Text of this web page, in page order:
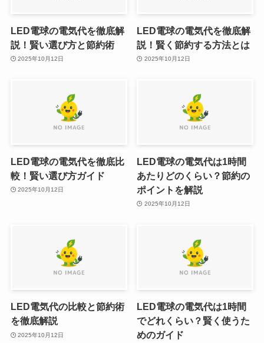
LED電球の電気代を徹底解
説！賢い選び方と節約術
2025年10月12日
LED電球の電気代を徹底解
説！賢く節約する方法とは
2025年10月12日
LED電球の電気代を徹底比
較！賢い選び方ガイド
2025年10月12日
LED電球の電気代は1時間
あたりどのくらい？節約の
ポイントを解説
2025年10月12日
LED電気代の比較と節約術
を徹底解説
2025年10月12日
LED電球の電気代は1時間
でどれくらい？賢く使うた
めのガイド